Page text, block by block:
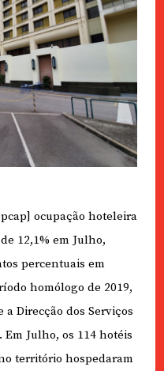
ocupação hoteleira
12,1% em Julho,
percentuais em
homólogo de 2019,
Direcção dos Serviços
Em Julho, os 114 hotéis
território hospedaram